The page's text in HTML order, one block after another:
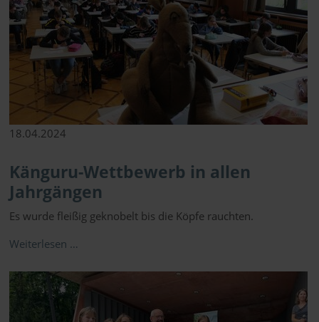
18.04.2024
Känguru-Wettbewerb in allen
Jahrgängen
Es wurde fleißig geknobelt bis die Köpfe rauchten.
Weiterlesen …